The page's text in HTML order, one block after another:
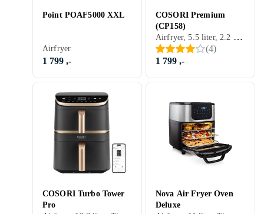
Point POAF5000 XXL
Airfryer
1 799 ,-
COSORI Premium
(CP158)
Airfryer, 5.5 liter, 2.2 kg, Timer, Tåler oppvaskmaskin, Display, Non-stick, Stekeovn, 1700 W
(4)
1 799 ,-
COSORI Turbo Tower
Pro
Nova Air Fryer Oven
Deluxe